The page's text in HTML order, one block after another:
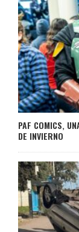
PAF COMICS,
DE INVIERNO